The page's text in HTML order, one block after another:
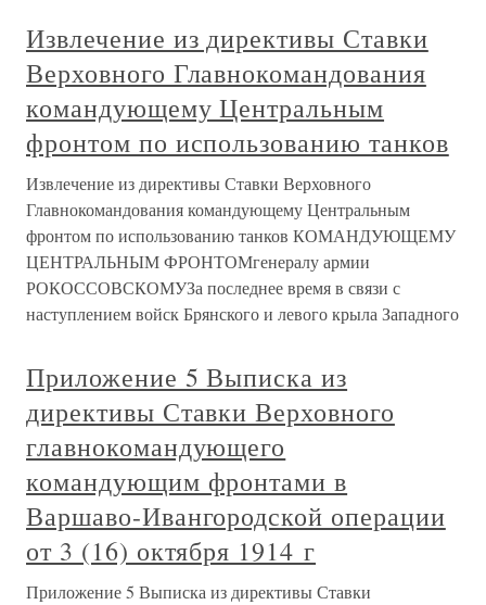
Извлечение из директивы Ставки
Верховного Главнокомандования
командующему Центральным
фронтом по использованию танков
Извлечение из директивы Ставки Верховного
Главнокомандования командующему Центральным
фронтом по использованию танков КОМАНДУЮЩЕМУ
ЦЕНТРАЛЬНЫМ ФРОНТОМгенералу армии
РОКОССОВСКОМУЗа последнее время в связи с
наступлением войск Брянского и левого крыла Западного
Приложение 5 Выписка из
директивы Ставки Верховного
главнокомандующего
командующим фронтами в
Варшаво-Ивангородской операции
от 3 (16) октября 1914 г
Приложение 5 Выписка из директивы Ставки